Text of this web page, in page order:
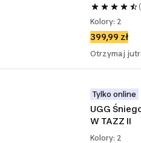
Kolory: 2
399,99 zł
Otrzymaj
Tylko online
UGG
W TAZZ II
Kolory: 2